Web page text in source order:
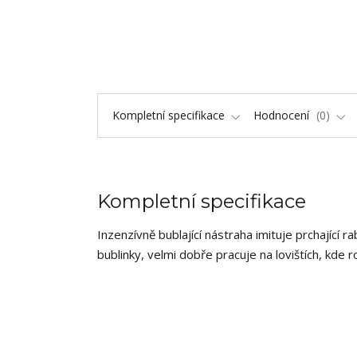
Kompletní specifikace Hodnocení 0
Kompletní specifikace
Inzenzívně bublající nástraha imituje prchající
bublinky, velmi dobře pracuje na lovištích, kde